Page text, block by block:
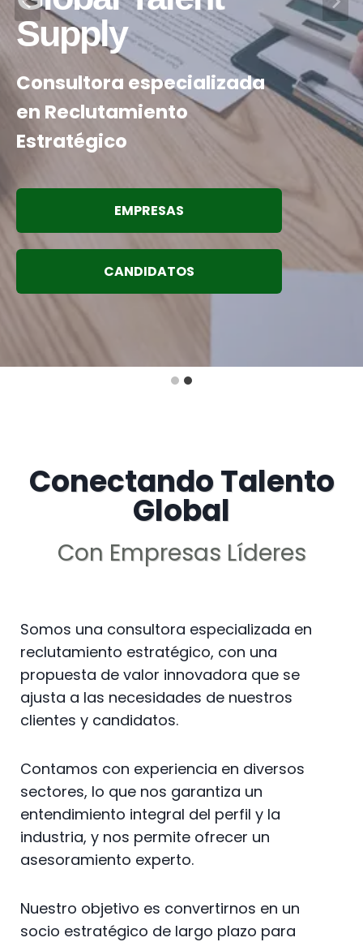
Supply
Consultora especializada
en Reclutamiento
Estratégico
EMPRESAS
CANDIDATOS
Conectando Talento
Global
Con Empresas Líderes
Somos una consultora especializada en
reclutamiento estratégico, con una
propuesta de valor innovadora que se
ajusta a las necesidades de nuestros
clientes y candidatos.
Contamos con experiencia en diversos
sectores, lo que nos garantiza un
entendimiento integral del perfil y la
industria, y nos permite ofrecer un
asesoramiento experto.
Nuestro objetivo es convertirnos en un
socio estratégico de largo plazo para